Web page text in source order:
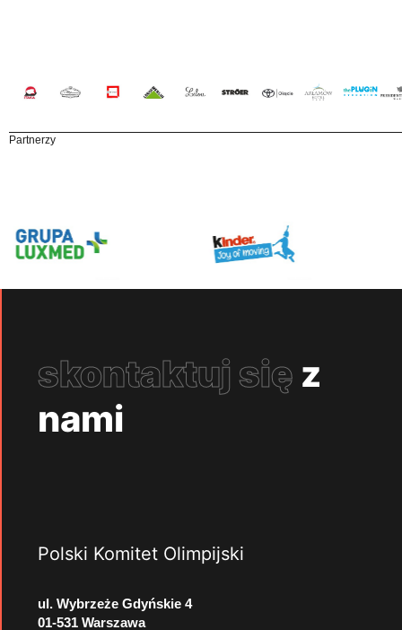
Partnerzy
skontaktuj się z
nami
Polski Komitet Olimpijski
ul. Wybrzeże Gdyńskie 4
01-531 Warszawa